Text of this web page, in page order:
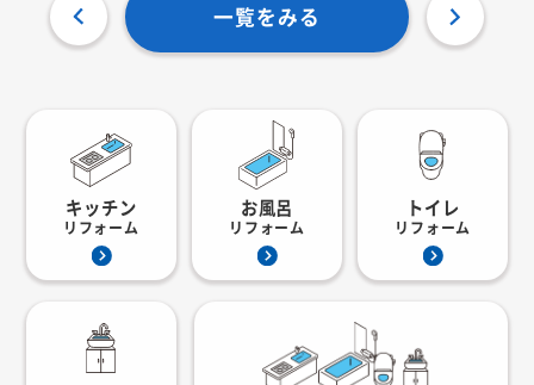
一覧をみる
キッチン
リフォーム
お風呂
リフォーム
トイレ
リフォーム